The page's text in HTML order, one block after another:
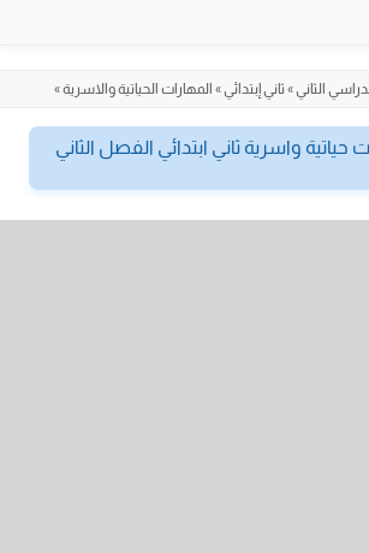
الثاني» ثاني إبتدائي» المهارات الحياتية والاسرية»
حياتية واسرية ثاني ابتدائي الفصل الثاني